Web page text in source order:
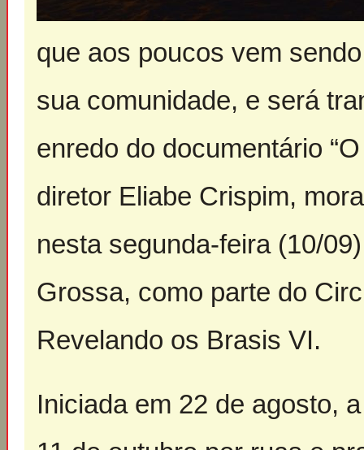
que aos poucos vem
sua comunidade, e será
enredo do documentário
diretor Eliabe Crispim,
nesta segunda-feira (10/
Grossa, como parte do
Revelando os Brasis VI.
Iniciada em 22 de agosto,